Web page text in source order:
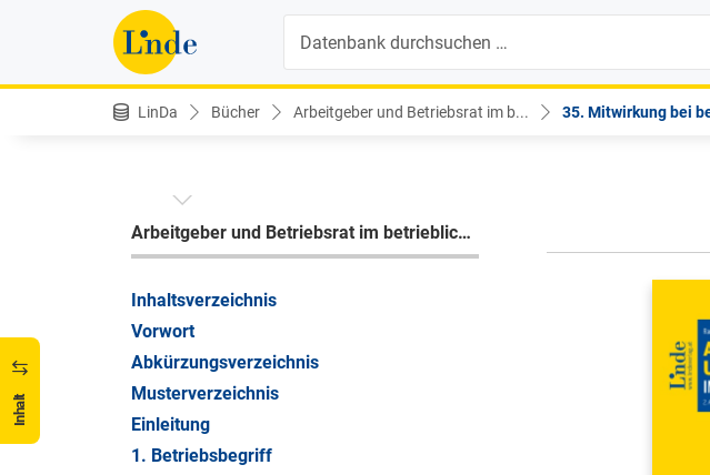
LinDa Bücher Arbeitgeber und Betriebsrat im b... 35. Mitwirkung bei
Inhalt
Arbeitgeber und Betriebsrat im betrieblichen Alltag
Inhaltsverzeichnis
Vorwort
Abkürzungsverzeichnis
Musterverzeichnis
Einleitung
1. Betriebsbegriff